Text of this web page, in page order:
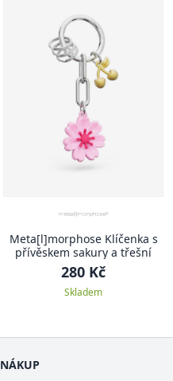
Meta[l]morphose Klíčenka s
přívěskem sakury a třešní
280 Kč
Skladem
NÁKUP